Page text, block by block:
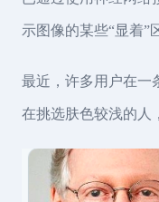
示图像的某些“显着”
最近，许多用户在一
在挑选肤色较浅的人